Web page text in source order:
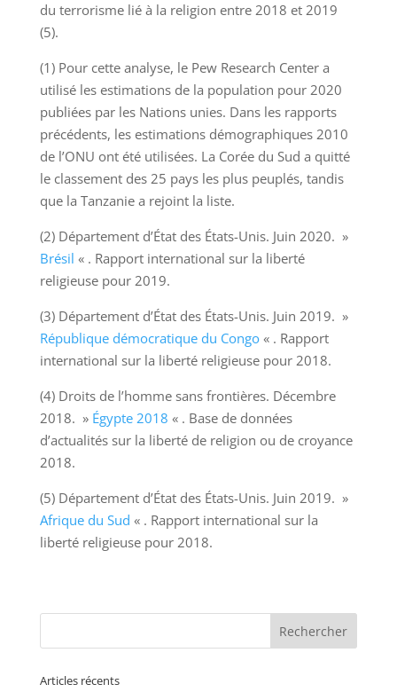
du terrorisme lié à la religion entre 2018 et 2019
(5).
(1) Pour cette analyse, le Pew Research Center a
utilisé les estimations de la population pour 2020
publiées par les Nations unies. Dans les rapports
précédents, les estimations démographiques 2010
de l’ONU ont été utilisées. La Corée du Sud a quitté
le classement des 25 pays les plus peuplés, tandis
que la Tanzanie a rejoint la liste.
(2) Département d’État des États-Unis. Juin 2020. »
Brésil « . Rapport international sur la liberté
religieuse pour 2019.
(3) Département d’État des États-Unis. Juin 2019. »
République démocratique du Congo« . Rapport
international sur la liberté religieuse pour 2018.
(4) Droits de l’homme sans frontières. Décembre
2018. » Égypte 2018 « . Base de données
d’actualités sur la liberté de religion ou de croyance
2018.
(5) Département d’État des États-Unis. Juin 2019. »
Afrique du Sud « . Rapport international sur la
liberté religieuse pour 2018.
Articles récents